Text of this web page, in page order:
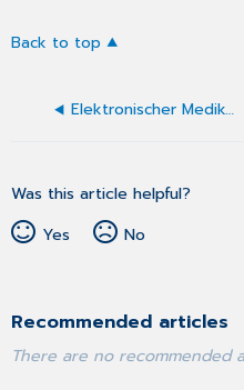
Back to top
Elektronischer Medikationsplan (eMP)
Was this article helpful?
Yes
No
Recommended articles
There are no recommended